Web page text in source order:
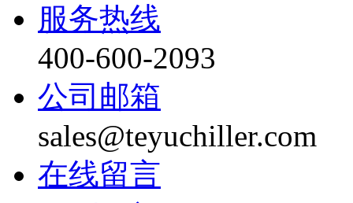
服务热线
400-600-2093
公司邮箱
sales@teyuchiller.com
在线留言